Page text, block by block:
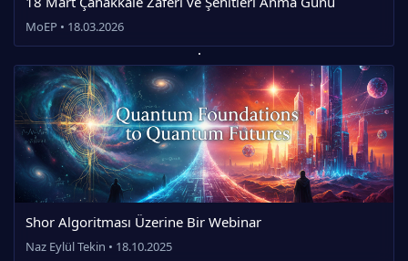
MoEP • 18.03.2026
Shor Algoritması Üzerine Bir Webinar
Naz Eylül Tekin • 18.10.2025